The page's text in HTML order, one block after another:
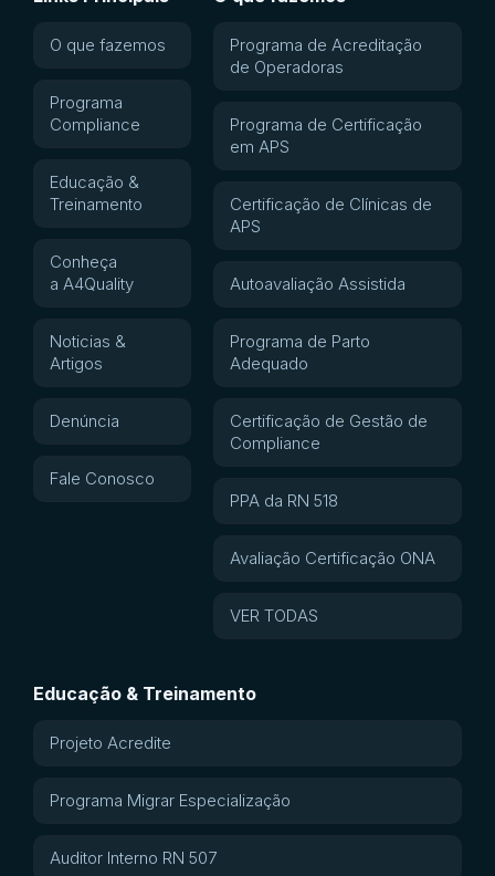
O que fazemos
Programa
Compliance
Educação &
Treinamento
Conheça
a A4Quality
Noticias &
Artigos
Denúncia
Fale Conosco
Programa de Acreditação
de Operadoras
Programa de Certificação
em APS
Certificação de Clínicas de
APS
Autoavaliação Assistida
Programa de Parto
Adequado
Certificação de Gestão de
Compliance
PPA da RN 518
Avaliação Certificação ONA
VER TODAS
Educação & Treinamento
Projeto Acredite
Programa Migrar Especialização
Auditor Interno RN 507